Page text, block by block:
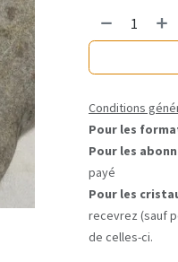
Conditions
Pour les
Pour les
payé
Pour les
recevrez (sauf
de celles-ci.